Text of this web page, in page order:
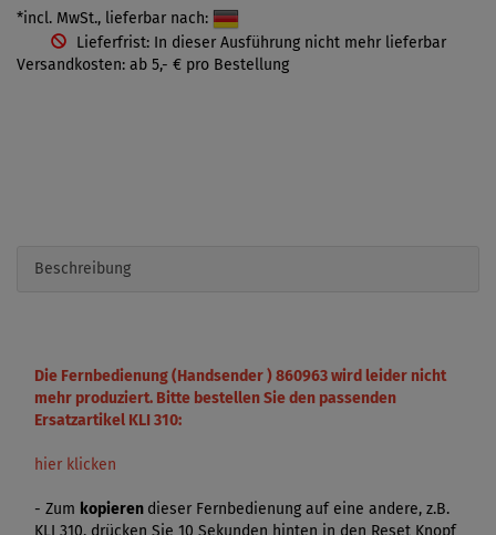
*incl. MwSt., lieferbar nach:
Lieferfrist: In dieser Ausführung nicht mehr lieferbar
Versandkosten: ab 5,- € pro Bestellung
Beschreibung
Die Fernbedienung (Handsender ) 860963 wird leider nicht
mehr produziert. Bitte bestellen Sie den passenden
Ersatzartikel KLI 310:
hier klicken
- Zum kopieren dieser Fernbedienung auf eine andere, z.B.
KLI 310, drücken Sie 10 Sekunden hinten in den Reset Knopf